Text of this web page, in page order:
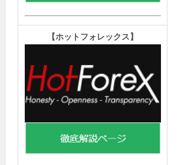
【ホットフォレックス】